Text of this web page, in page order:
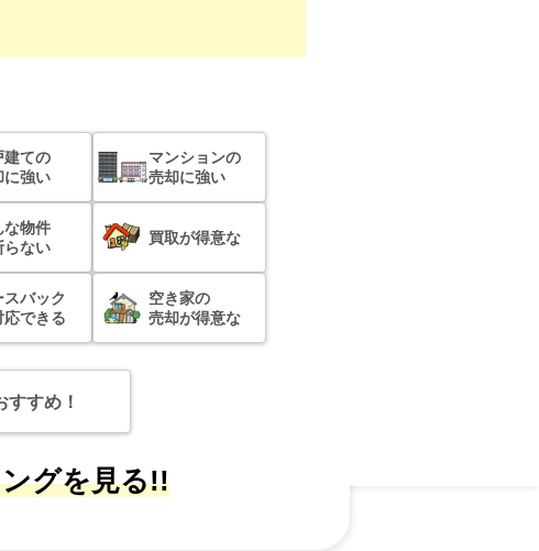
建ての
に強い
マンションの
売却に強い
な物件
らない
買取が得意な
スバック
応できる
空き家の
売却が得意な
すすめ！
グを見る!!